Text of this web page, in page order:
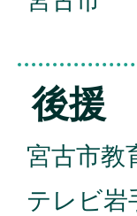
後援
宮古市教
テレビ岩